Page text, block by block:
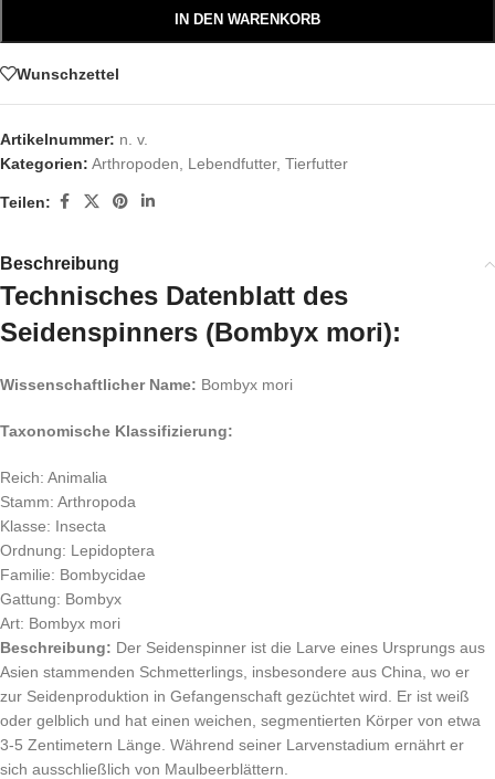
IN DEN WARENKORB
Wunschzettel
Artikelnummer: n. v.
Kategorien: Arthropoden Lebendfutter, Tierfutter
Teilen:
Beschreibung
Technisches Datenblatt des
Seidenspinners (Bombyx mori):
Wissenschaftlicher Name: Bombyx mori
Taxonomische Klassifizierung:
Reich: Animalia
Stamm: Arthropoda
Klasse: Insecta
Ordnung: Lepidoptera
Familie: Bombycidae
Gattung: Bombyx
Art: Bombyx mori
Beschreibung: Der Seidenspinner ist die Larve eines Ursprungs aus
Asien stammenden Schmetterlings, insbesondere aus China, wo er
zur Seidenproduktion in Gefangenschaft gezüchtet wird. Er ist weiß
oder gelblich und hat einen weichen, segmentierten Körper von etwa
3-5 Zentimetern Länge. Während seiner Larvenstadium ernährt er
sich ausschließlich von Maulbeerblättern.